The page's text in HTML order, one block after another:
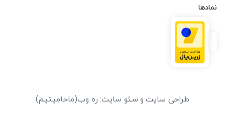
نمادها
طراحی سایت و سئو سایت: ره وب(ماحامیتیم)